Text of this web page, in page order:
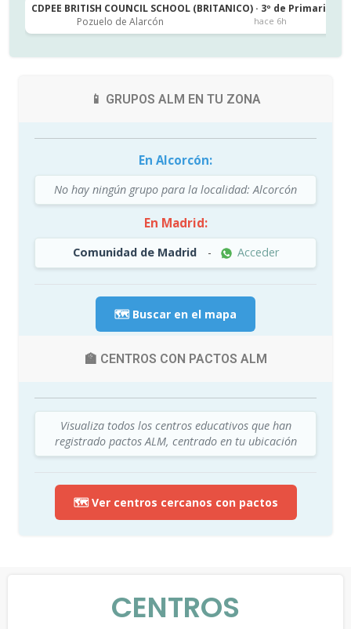
CDPEE BRITISH COUNCIL SCHOOL (BRITANICO) · 3º de Primaria
Pozuelo de Alarcón
hace 6h
📱 GRUPOS ALM EN TU ZONA
En Alcorcón:
No hay ningún grupo para la localidad: Alcorcón
En Madrid:
Comunidad de Madrid - Acceder
🗺️ Buscar en el mapa
🏫 CENTROS CON PACTOS ALM
Visualiza todos los centros educativos que han
registrado pactos ALM, centrado en tu ubicación
🗺️ Ver centros cercanos con pactos
CENTROS